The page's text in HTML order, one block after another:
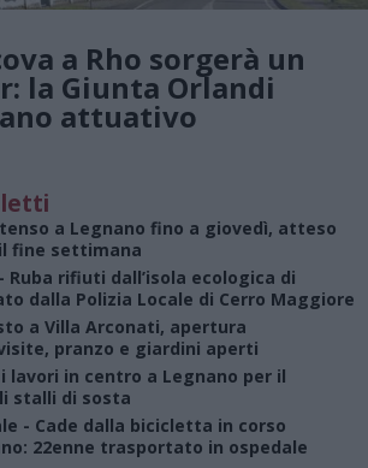
a Rho sorgerà un
la Giunta Orlandi
attuativo
letti
a Legnano fino a giovedì, atteso
fine settimana
- Ruba rifiuti dall’isola ecologica di
dalla Polizia Locale di Cerro Maggiore
a Villa Arconati, apertura
pranzo e giardini aperti
lavori in centro a Legnano per il
stalli di sosta
- Cade dalla bicicletta in corso
22enne trasportato in ospedale